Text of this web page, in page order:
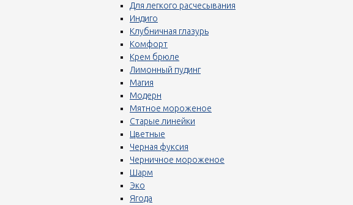
Для легкого расчесывания
Индиго
Клубничная глазурь
Комфорт
Крем брюле
Лимонный пудинг
Магия
Модерн
Мятное мороженое
Старые линейки
Цветные
Черная фуксия
Черничное мороженое
Шарм
Эко
Ягода